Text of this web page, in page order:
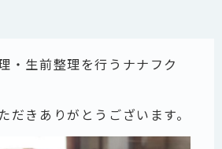
・生前整理を行うナナフク
だきありがとうございます。